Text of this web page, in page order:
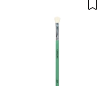
Tu vídeo podría